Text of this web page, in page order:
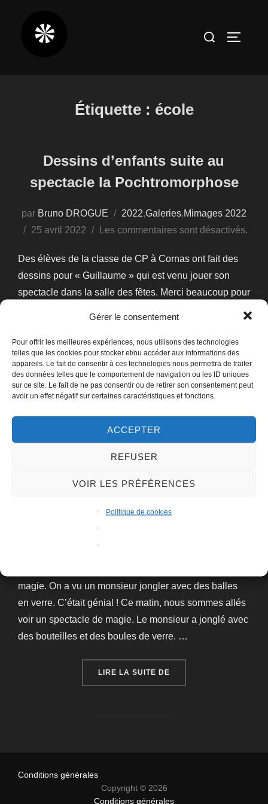
Gérer le consentement
Pour offrir les meilleures expériences, nous utilisons des technologies
telles que les cookies pour stocker et/ou accéder aux informations des
appareils. Le fait de consentir à ces technologies nous permettra de traiter
des données telles que le comportement de navigation ou les ID uniques
sur ce site. Le fait de ne pas consentir ou de retirer son consentement peut
avoir un effet négatif sur certaines caractéristiques et fonctions.
ACCEPTER
REFUSER
VOIR LES PRÉFÉRENCES
Politique de cookies
Rechercher :
Étiquette : école
Dessins d’enfants suite au
spectacle la Pochtromorphose
par Bruno DROGUE 2022,Galeries,Mimages 2022
Publié
25 avril 2022 Les commentaires sont désactivés.
Des élèves de la classe de CP à Cornas ont fait des
dessins pour « Guillaume » qui est venu jouer son
spectacle dans la salle des fêtes. Merci beaucoup pour
Recueil d’écrits d’enfants de CE2
suite au spectacle proposé par le
festival Mimages à Cornas jeudi
1er avril
Bruno DROGUE 2021, Galeries,
9 avril 2021
Les commentaires sont
magie. On a vu un monsieur jongler avec des balles
en verre. C’était génial ! Ce matin, nous sommes allés
voir un spectacle de magie. Le monsieur a jonglé avec
des bouteilles et des boules de verre. …
LIRE LA SUITE DE
Conditions générales
Copyright © 2026
Conditions générales